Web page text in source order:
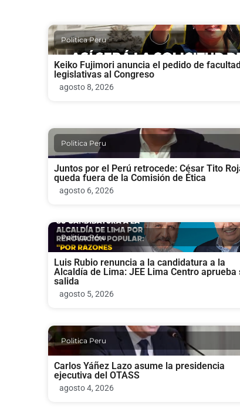
Politica Peru
Keiko Fujimori anuncia el pedido de
legislativas al Congreso
agosto 8, 2026
Politica Peru
Juntos por el Perú retrocede: César Tito
queda fuera de la Comisión de Ética
agosto 6, 2026
Politica Peru
Luis Rubio renuncia a la candidatura a la
Alcaldía de Lima: JEE Lima Centro aprueba
salida
agosto 5, 2026
Politica Peru
Carlos Yáñez Lazo asume la presidencia
ejecutiva del OTASS
agosto 4, 2026